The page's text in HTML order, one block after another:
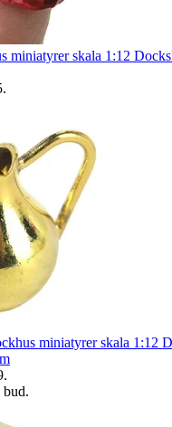
miniatyrer skala 1:12
.
miniatyrer skala 1:12
.
bud.